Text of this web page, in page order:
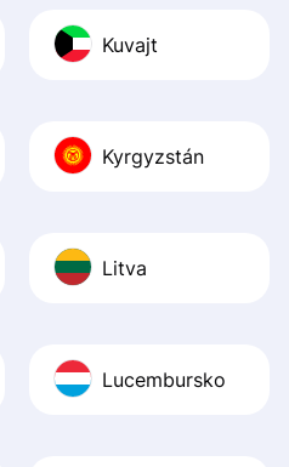
Kuvajt
Kyrgyzstán
Litva
Lucembursko